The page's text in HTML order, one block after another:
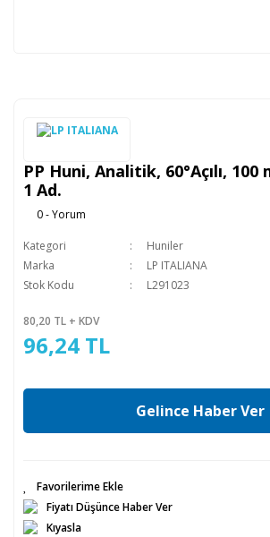
PP Huni, Analitik, 60°Açılı,
1 Ad.
0 - Yorum
Kategori
Huniler
Marka
LP ITALIANA
Stok Kodu
L291023
80,20 TL + KDV
96,24 TL
Gelince Haber Ver
Fiyatı Düşünce Haber Ver
Kıyasla